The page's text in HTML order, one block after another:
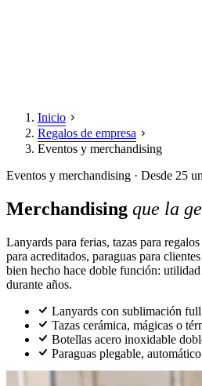
Inicio
Regalos de empresa
Eventos y merchandising
Eventos y merchandising · Desde 25
Merchandising que la
Lanyards para ferias, tazas para
para acreditados, paraguas para
bien hecho hace doble función:
durante años.
Lanyards con sublimación
Tazas cerámica, mágicas o
Botellas acero inoxidable
Paraguas plegable,